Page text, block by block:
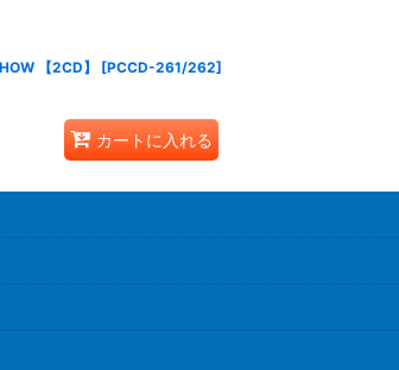
【2CD】 [PCCD-261/262]
カートに入れる